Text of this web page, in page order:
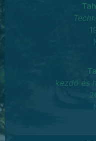
kezdő és